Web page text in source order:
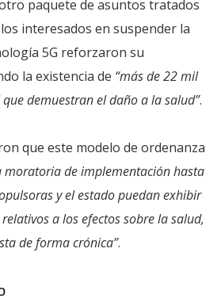
paquete de asuntos tratados
interesados en suspender la
5G reforzaron su
la existencia de “más de 22 mil
demuestran el daño a la salud”.
que este modelo de ordenanza
moratoria de implementación hasta
y el estado puedan exhibir
a los efectos sobre la salud,
de forma crónica”.